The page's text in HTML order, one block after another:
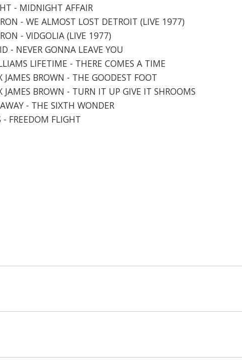
- MIDNIGHT AFFAIR
- WE ALMOST LOST DETROIT (LIVE 1977)
- VIDGOLIA (LIVE 1977)
- NEVER GONNA LEAVE YOU
LIFETIME - THERE COMES A TIME
BROWN - THE GOODEST FOOT
BROWN - TURN IT UP GIVE IT SHROOMS
- THE SIXTH WONDER
FREEDOM FLIGHT